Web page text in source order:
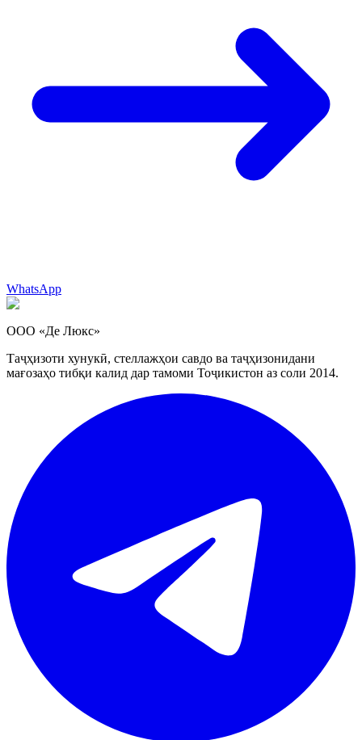
WhatsApp
ООО «Де Люкс»
Таҷҳизоти хунукӣ, стеллажҳои савдо ва таҷҳизонидани
мағозаҳо тибқи калид дар тамоми Тоҷикистон аз соли 2014.